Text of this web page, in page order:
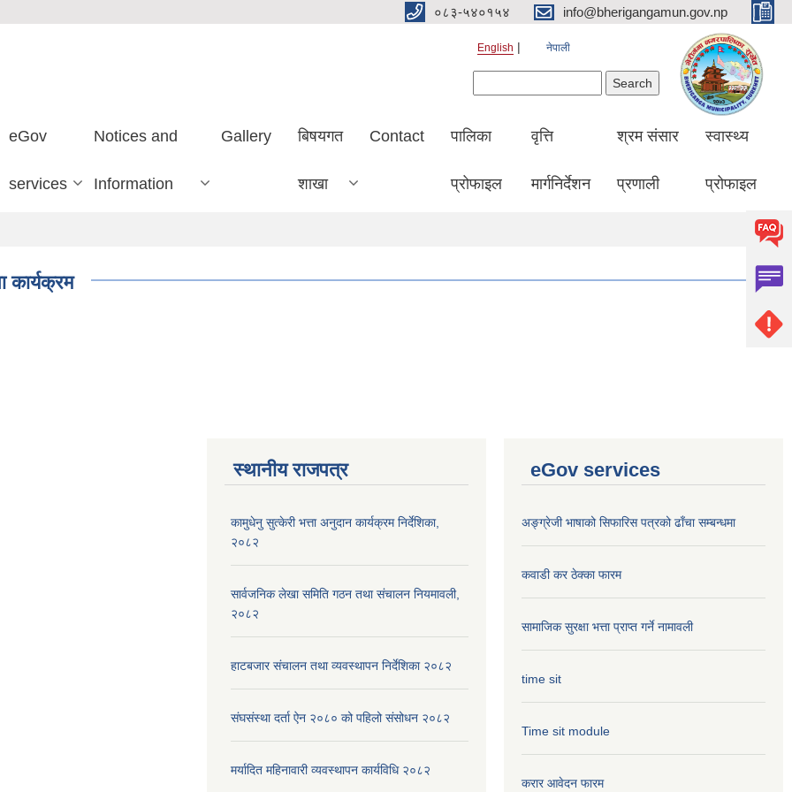
०८३-५४०१५४ info@bherigangamun.gov.np
English नेपाली
eGov
services
Notices and
Information
Gallery बिषयगत
शाखा
Contact पालिका
प्रोफाइल
वृत्ति
मार्गनिर्देशन
श्रम संसार
प्रणाली
स्वास्थ्य
प्रोफाइल
कार्यक्रम
स्थानीय राजपत्र
कामुधेनु सुत्केरी भत्ता अनुदान कार्यक्रम निर्देशिका,
२०८२
सार्वजनिक लेखा समिति गठन तथा संचालन नियमावली,
२०८२
हाटबजार संचालन तथा व्यवस्थापन निर्देशिका २०८२
संघसंस्था दर्ता ऐन २०८० को पहिलो संसोधन २०८२
मर्यादित महिनावारी व्यवस्थापन कार्यविधि २०८२
eGov services
अङ्ग्रेजी भाषाको सिफारिस पत्रको ढाँचा सम्बन्धमा
कवाडी कर ठेक्का फारम
सामाजिक सुरक्षा भत्ता प्राप्त गर्ने नामावली
time sit
Time sit module
करार आवेदन फारम